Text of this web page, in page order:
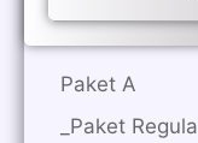
Paket A
_Paket